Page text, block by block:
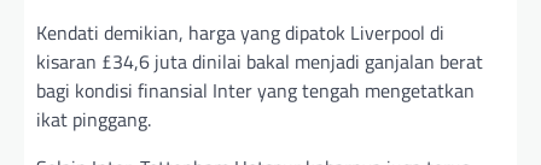
Kendati demikian, harga yang dipatok Liverpool di
kisaran £34,6 juta dinilai bakal menjadi ganjalan berat
bagi kondisi finansial Inter yang tengah mengetatkan
ikat pinggang.